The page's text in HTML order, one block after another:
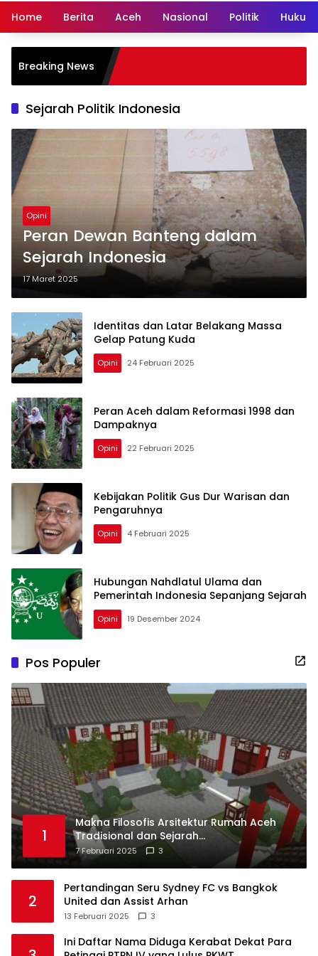
Home Berita Aceh Nasional Politik
Breaking News
Sejarah Politik Indonesia
Opini
Peran Dewan Banteng dalam
Sejarah Indonesia
17 Maret 2025
Identitas dan Latar Belakang Massa
Gelap Patung Kuda
Opini 24 Februari 2025
Peran Aceh dalam Reformasi 1998 dan
Dampaknya
Opini 22 Februari 2025
Kebijakan Politik Gus Dur Warisan dan
Pengaruhnya
Opini 4 Februari 2025
Hubungan Nahdlatul Ulama dan
Pemerintah Indonesia Sepanjang Sejarah
Opini 19 Desember 2024
Pos Populer
1
Makna Filosofis Arsitektur Rumah Aceh
Tradisional dan Sejarah
Perkembangannya
7 Februari 2025 3
2
Pertandingan Seru Sydney FC vs Bangkok
United dan Assist Arhan
13 Februari 2025 3
Ini Daftar Nama Diduga Kerabat Dekat Para